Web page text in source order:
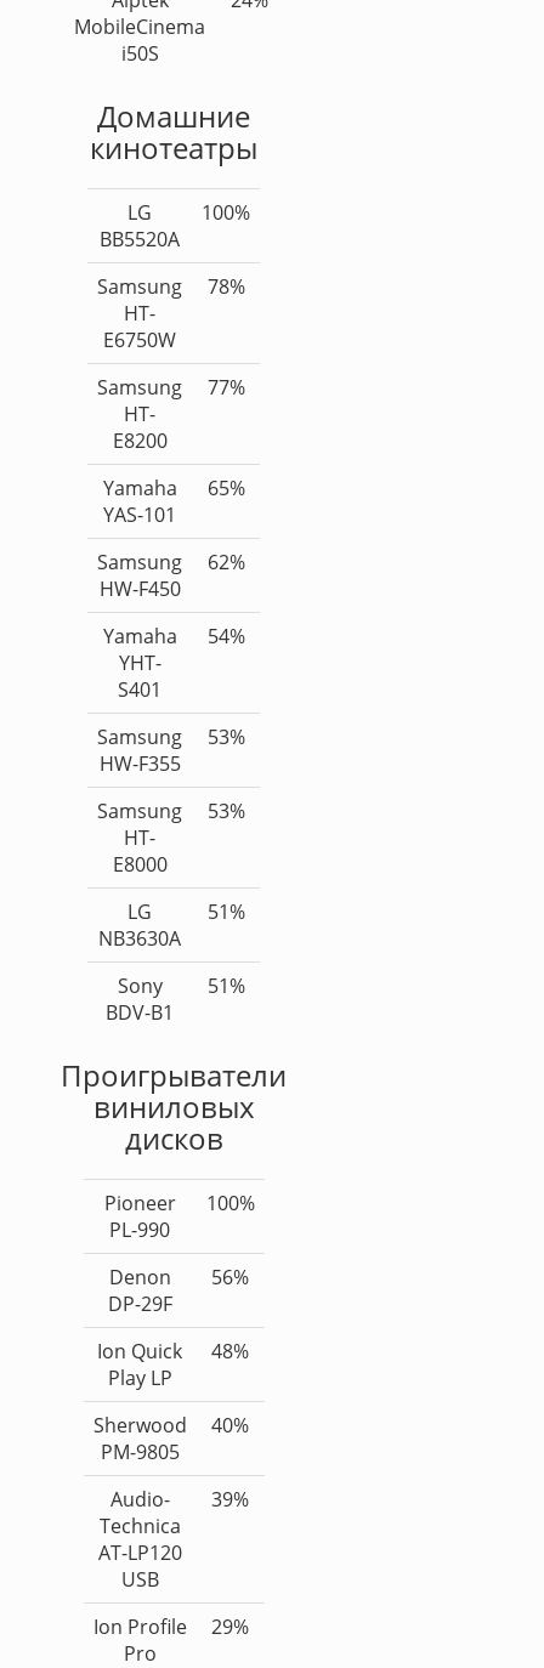
MobileCinema
i50S
Домашние
кинотеатры
LG
BB5520A
100%
Samsung
HT-
E6750W
78%
Samsung
HT-
E8200
77%
Yamaha
YAS-101
65%
Samsung
HW-F450
62%
Yamaha
YHT-
S401
54%
Samsung
HW-F355
53%
Samsung
HT-
E8000
53%
LG
NB3630A
51%
Sony
BDV-B1
51%
Проигрыватели
виниловых
дисков
Pioneer
PL-990
100%
Denon
DP-29F
56%
Ion Quick
Play LP
48%
Sherwood
PM-9805
40%
Audio-
Technica
AT-LP120
USB
39%
Ion Profile
Pro
29%